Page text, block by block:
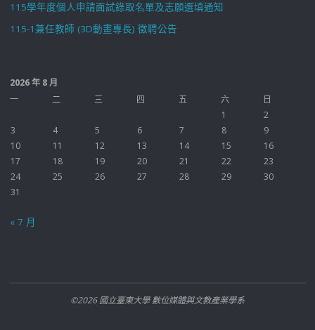
115學年度個人申請面試錄取名單及志願選填通知
115-1兼任教師 (3D動畫專長) 徵聘公告
2026 年 8 月
一
二 三 四 五 六
日
1
2
3
4 5 6 7 8
9
10
11 12 13 14 15
16
17
18 19 20 21 22
23
24
25 26 27 28 29
30
31
« 7 月
©2026 國立臺東大學 數位媒體與文教產業學系